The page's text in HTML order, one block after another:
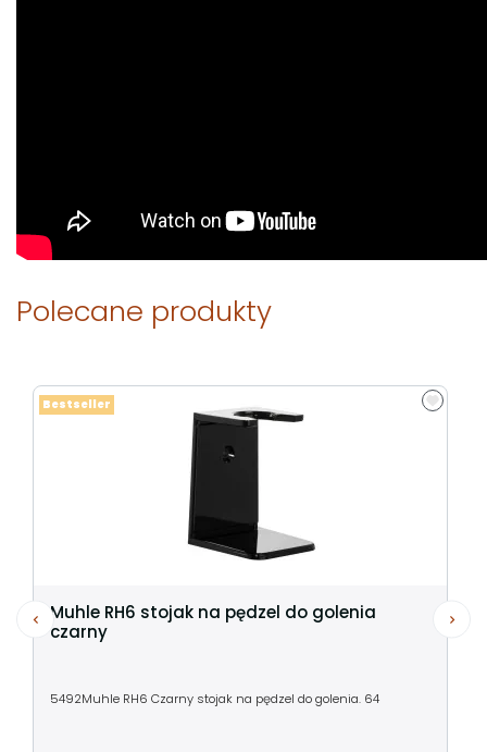
Polecane produkty
Muhle RH6 stojak na pędzel do golenia
czarny
5492Muhle RH6 Czarny stojak na pędzel do golenia. 64
Bestseller